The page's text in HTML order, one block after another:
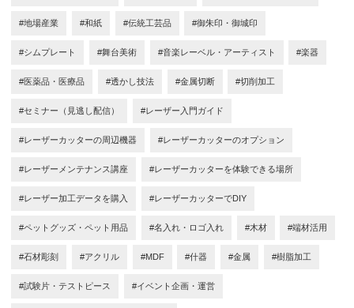
#地場産業 #和紙 #伝統工芸品 #御朱印・御城印
#シムプレート #舞台美術 #音楽レーベル・アーティスト #楽器
#医薬品・医療品 #透かし技法 #金属切断 #切削加工
#セミナー（見逃し配信） #レーザー入門ガイド
#レーザーカッターの周辺機器 #レーザーカッターのオプション
#レーザーメンテナンス講座 #レーザーカッターを体験できる場所
#レーザー加工データを購入 #レーザーカッターでDIY
#ペットグッズ・ペット用品 #名入れ・ロゴ入れ #木材 #端材活用
#石材彫刻 #アクリル #MDF #什器 #金属 #樹脂加工
#試験片・テストピース #イベント企画・運営